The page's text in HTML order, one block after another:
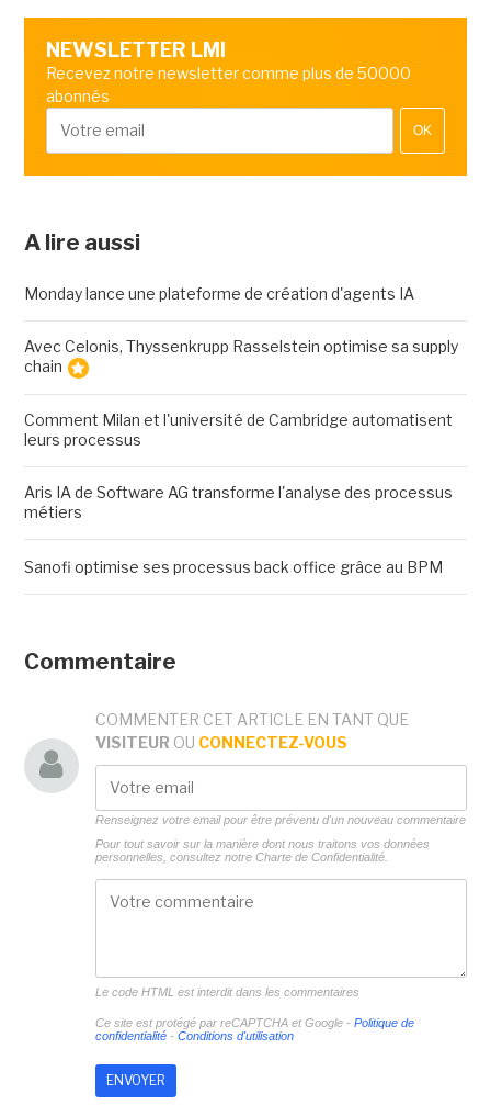
NEWSLETTER LMI
Recevez notre newsletter comme plus de 50000
abonnés
OK
A lire aussi
Monday lance une plateforme de création d'agents IA
Avec Celonis, Thyssenkrupp Rasselstein optimise sa supply
chain
Comment Milan et l'université de Cambridge automatisent
leurs processus
Aris IA de Software AG transforme l'analyse des processus
métiers
Sanofi optimise ses processus back office grâce au BPM
Commentaire
COMMENTER CET ARTICLE EN TANT QUE
VISITEUR OU CONNECTEZ-VOUS
Renseignez votre email pour être prévenu d'un nouveau commentaire
Pour tout savoir sur la manière dont nous traitons vos données
personnelles, consultez notre Charte de Confidentialité.
Le code HTML est interdit dans les commentaires
Ce site est protégé par reCAPTCHA et Google - Politique de
confidentialité- Conditions d'utilisation